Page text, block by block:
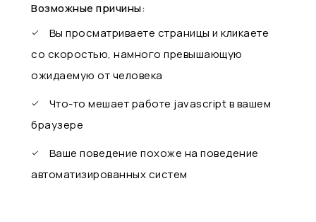
Возможные причины:
Вы просматриваете страницы и кликаете
со скоростью, намного превышающую
ожидаемую от человека
Что-то мешает работе javascript в вашем
браузере
Ваше поведение похоже на поведение
автоматизированных систем